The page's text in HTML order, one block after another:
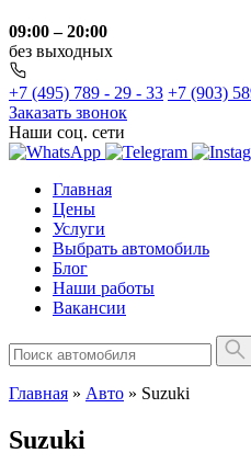
09:00 – 20:00
без выходных
+7 (495) 789 - 29 - 33 +7 (903)
Заказать звонок
Наши соц. сети
Главная
Цены
Услуги
Выбрать автомобиль
Блог
Наши работы
Вакансии
Главная » Авто » Suzuki
Suzuki